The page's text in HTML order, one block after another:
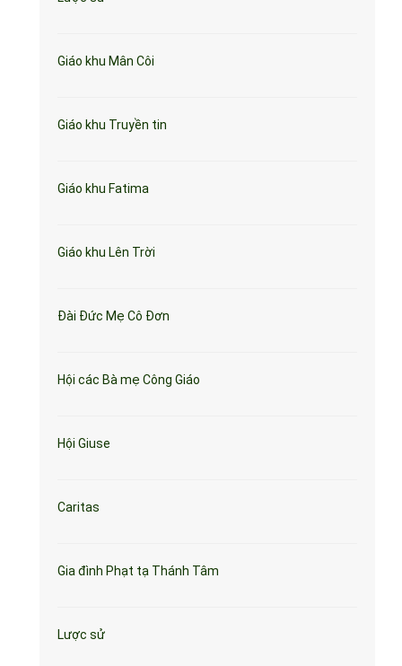
Giáo khu Mân Côi
Giáo khu Truyền tin
Giáo khu Fatima
Giáo khu Lên Trời
Đài Đức Mẹ Cô Đơn
Hội các Bà mẹ Công Giáo
Hội Giuse
Caritas
Gia đình Phạt tạ Thánh Tâm
Lược sử